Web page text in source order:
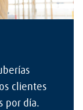
clientes
por día.